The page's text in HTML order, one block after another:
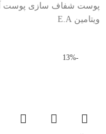
پوست شفاف سازی پوست
ویتامین E.A
-13%